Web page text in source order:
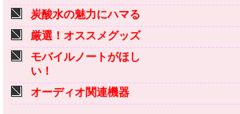
炭酸水の魅力にハマる
厳選！オススメグッズ
モバイルノートがほし
い！
オーディオ関連機器